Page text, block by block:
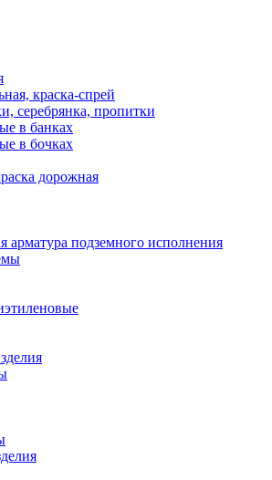
краска-спрей
серебрянка, пропитки
в банках
в бочках
дорожная
арматура подземного исполнения